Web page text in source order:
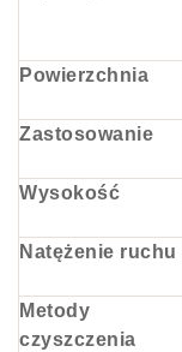
Powierzchnia
Zastosowanie
Wysokość
Natężenie ruchu
Metody
czyszczenia